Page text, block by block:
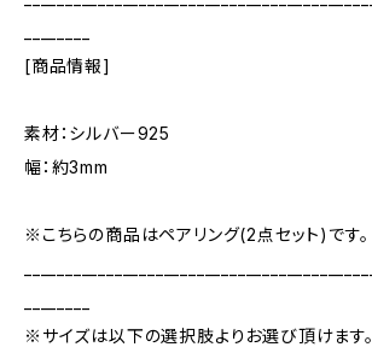
[商品情報]
素材：シルバー925
幅：約3mm
※こちらの商品はペアリング(2点セット)です。
※サイズは以下の選択肢よりお選び頂けます。